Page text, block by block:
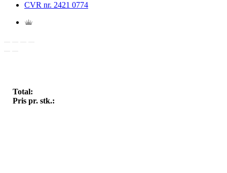
Total:
Pris pr. stk.:
CVR nr. 2421 0774